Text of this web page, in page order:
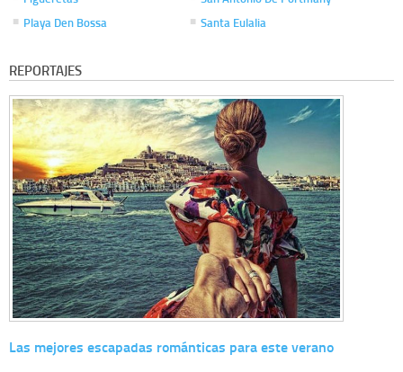
Playa Den Bossa
Santa Eulalia
REPORTAJES
Las mejores escapadas románticas para este verano